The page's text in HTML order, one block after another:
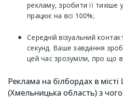
рекламу, зробити її
працює на всі 100%;
Середній візуальний
секунд. Ваше завдання
цей час зрозуміли, про що
Реклама на білбордах в
(Хмельницька область) з